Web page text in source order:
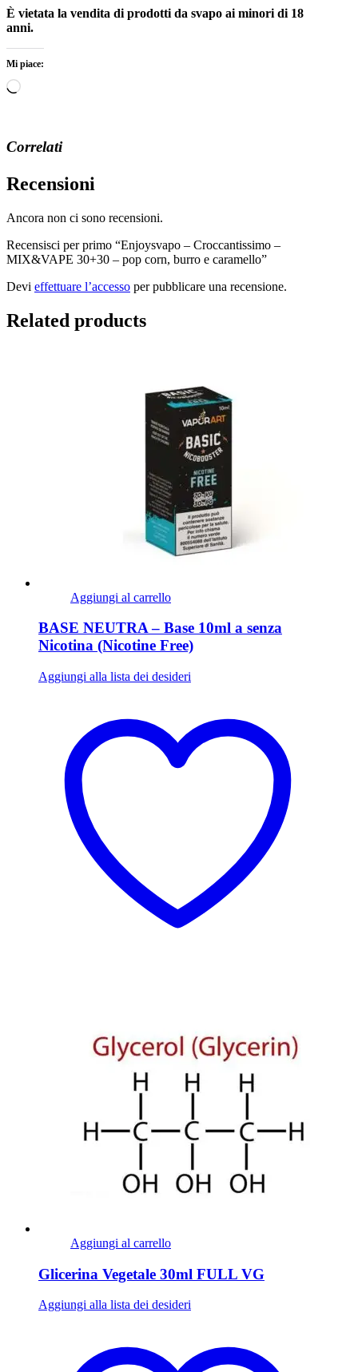
È vietata la vendita di prodotti da svapo ai minori di 18
anni.
Mi piace:
Caricamento
Correlati
Recensioni
Ancora non ci sono recensioni.
Recensisci per primo “Enjoysvapo – Croccantissimo –
MIX&VAPE 30+30 – pop corn, burro e caramello”
Devi effettuare l’accesso per pubblicare una recensione.
Related products
Aggiungi al carrello
BASE NEUTRA – Base 10ml a senza
Nicotina (Nicotine Free)
Aggiungi alla lista dei desideri
Aggiungi al carrello
Glicerina Vegetale 30ml FULL VG
Aggiungi alla lista dei desideri